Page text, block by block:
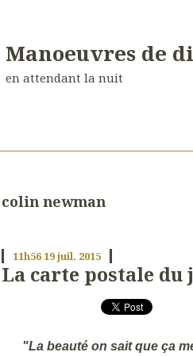
Manoeuvres de
en attendant la nuit
colin newman
11h5619juil. 2015
La carte postale du
"La beauté on sait que ça